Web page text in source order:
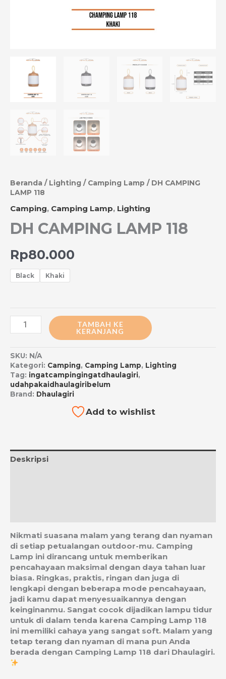
Beranda / Lighting / Camping Lamp / DH CAMPING
LAMP 118
Camping, Camping Lamp, Lighting
DH CAMPING LAMP 118
Rp80.000
Black Khaki
TAMBAH KE
KERANJANG
SKU: N/A
Kategori: Camping, Camping Lamp, Lighting
Tag: ingatcampingingatdhaulagiri,
udahpakaidhaulagiribelum
Brand: Dhaulagiri
Add to wishlist
Deskripsi
Nikmati suasana malam yang terang dan nyaman
di setiap petualangan outdoor-mu. Camping
Lamp ini dirancang untuk memberikan
pencahayaan maksimal dengan daya tahan luar
biasa. Ringkas, praktis, ringan dan juga di
lengkapi dengan beberapa mode pencahayaan,
jadi kamu dapat menyesuaikannya dengan
keinginanmu. Sangat cocok dijadikan lampu tidur
untuk di dalam tenda karena Camping Lamp 118
ini memiliki cahaya yang sangat soft. Malam yang
tetap terang dan nyaman di mana pun Anda
berada dengan Camping Lamp 118 dari Dhaulagiri.